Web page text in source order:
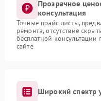
Прозрачное
консультация
Точные прайс-листы,
ремонта, отсутствие
бесплатной
сайте
Широкий спектр